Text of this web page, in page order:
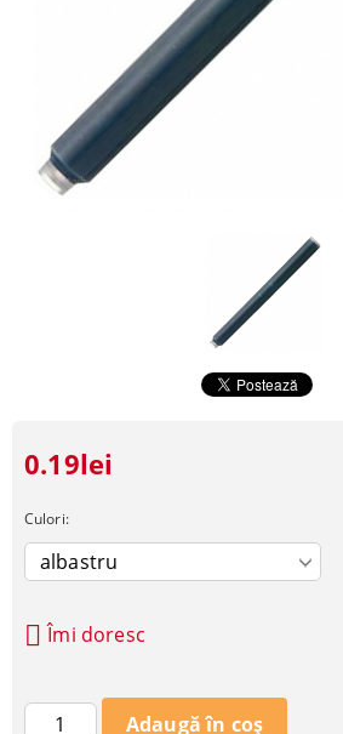
0.19lei
Culori:
Îmi doresc